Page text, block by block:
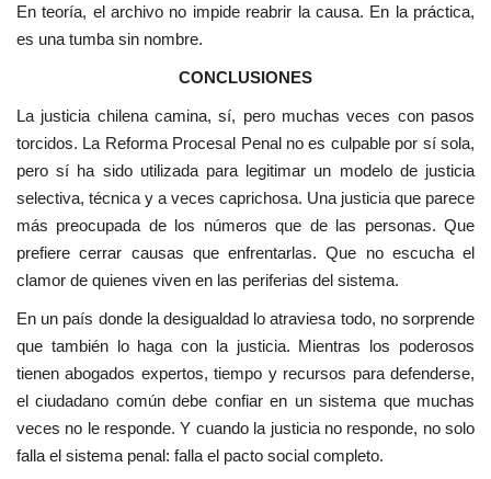
En teoría, el archivo no impide reabrir la causa. En la práctica,
es una tumba sin nombre.
CONCLUSIONES
La justicia chilena camina, sí, pero muchas veces con pasos
torcidos. La Reforma Procesal Penal no es culpable por sí sola,
pero sí ha sido utilizada para legitimar un modelo de justicia
selectiva, técnica y a veces caprichosa. Una justicia que parece
más preocupada de los números que de las personas. Que
prefiere cerrar causas que enfrentarlas. Que no escucha el
clamor de quienes viven en las periferias del sistema.
En un país donde la desigualdad lo atraviesa todo, no sorprende
que también lo haga con la justicia. Mientras los poderosos
tienen abogados expertos, tiempo y recursos para defenderse,
el ciudadano común debe confiar en un sistema que muchas
veces no le responde. Y cuando la justicia no responde, no solo
falla el sistema penal: falla el pacto social completo.